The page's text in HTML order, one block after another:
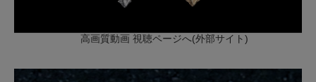
高画質動画 視聴ページへ(外部サイト)